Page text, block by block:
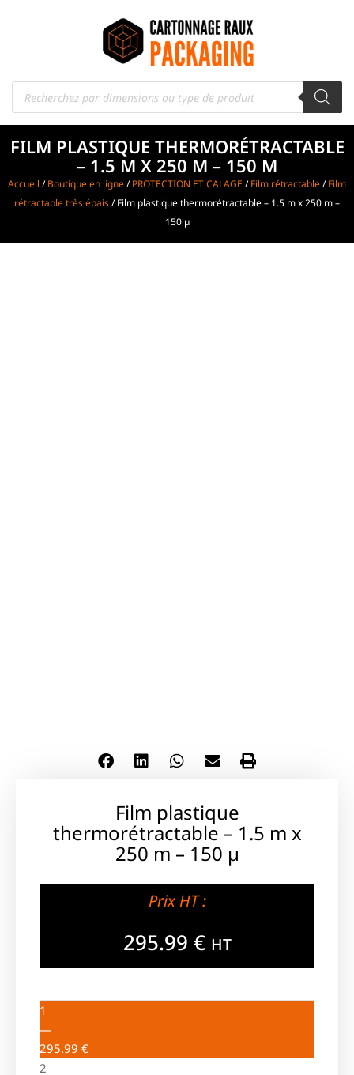
FILM PLASTIQUE THERMORÉTRACTABLE
– 1.5 M X 250 M – 150 Μ
Accueil /Boutique en ligne/PROTECTION ET CALAGE /Film rétractable/Film
rétractable très épais/ Film plastique thermorétractable – 1.5 m x 250 m –
150 µ
Film plastique
thermorétractable – 1.5 m x
250 m – 150 µ
Prix HT :
295.99 € HT
1
—
295.99 €
2